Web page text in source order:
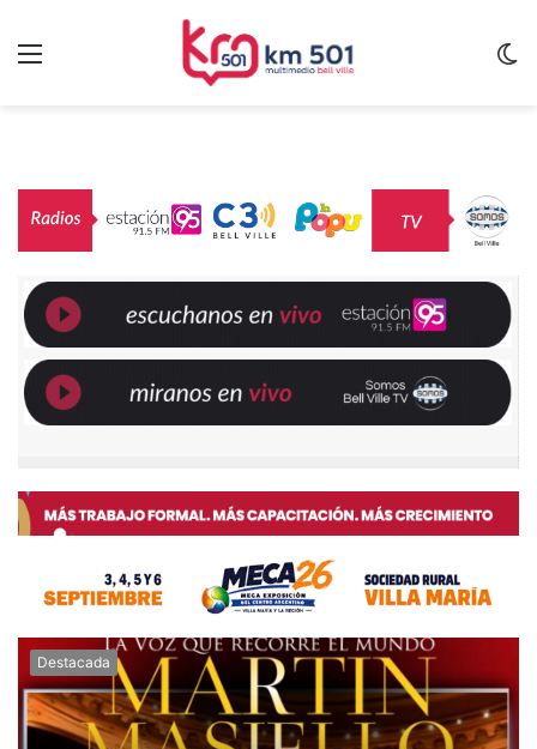
Destacada